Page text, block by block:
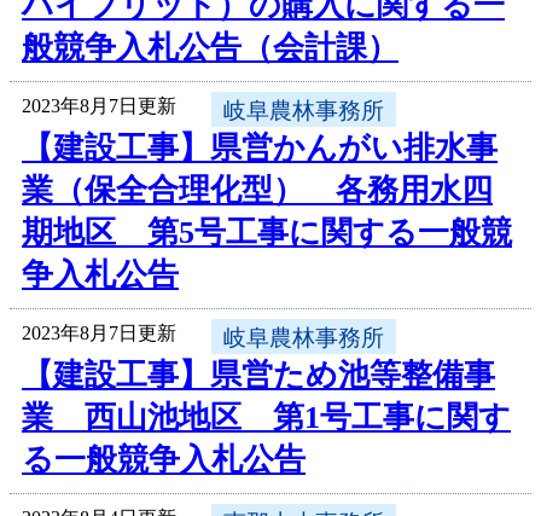
般競争入札公告（会計課）
2023年8月7日更新 岐阜農林事務所
【建設工事】県営かんがい排水事
業（保全合理化型） 各務用水四
期地区 第5号工事に関する一般競
争入札公告
2023年8月7日更新 岐阜農林事務所
【建設工事】県営ため池等整備事
業 西山池地区 第1号工事に関す
る一般競争入札公告